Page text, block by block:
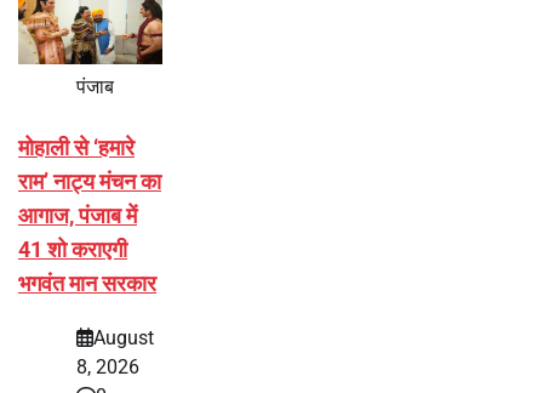
पंजाब
मोहाली से ‘हमारे
राम’ नाट्य मंचन का
आगाज, पंजाब में
41 शो कराएगी
भगवंत मान सरकार
August
8, 2026